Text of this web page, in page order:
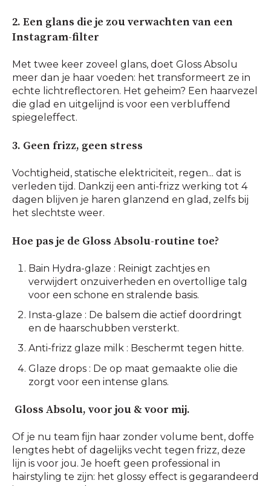
2. Een glans die je zou verwachten van een
Instagram-filter
Met twee keer zoveel glans, doet Gloss Absolu
meer dan je haar voeden: het transformeert ze in
echte lichtreflectoren. Het geheim? Een haarvezel
die glad en uitgelijnd is voor een verbluffend
spiegeleffect.
3. Geen frizz, geen stress
Vochtigheid, statische elektriciteit, regen... dat is
verleden tijd. Dankzij een anti-frizz werking tot 4
dagen blijven je haren glanzend en glad, zelfs bij
het slechtste weer.
Hoe pas je de Gloss Absolu-routine toe?
Bain Hydra-glaze : Reinigt zachtjes en
verwijdert onzuiverheden en overtollige talg
voor een schone en stralende basis.
Insta-glaze : De balsem die actief doordringt
en de haarschubben versterkt.
Anti-frizz glaze milk : Beschermt tegen hitte.
Glaze drops : De op maat gemaakte olie die
zorgt voor een intense glans.
Gloss Absolu, voor jou & voor mij.
Of je nu team fijn haar zonder volume bent, doffe
lengtes hebt of dagelijks vecht tegen frizz, deze
lijn is voor jou. Je hoeft geen professional in
hairstyling te zijn: het glossy effect is gegarandeerd